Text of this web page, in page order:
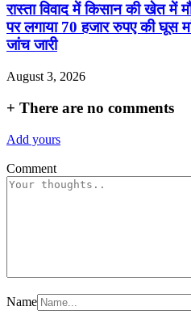
रास्ता विवाद में किसान की खेत में
पर लगाया 70 हजार रुपए की घूस
जांच जारी
August 3, 2026
+ There are no comments
Add yours
Comment
Name